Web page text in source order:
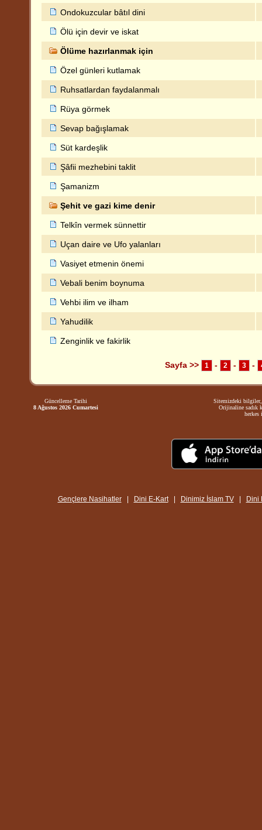
Ondokuzcular bâtıl dini
Ölü için devir ve iskat
Ölüme hazırlanmak için
Özel günleri kutlamak
Ruhsatlardan faydalanmalı
Rüya görmek
Sevap bağışlamak
Süt kardeşlik
Şâfii mezhebini taklit
Şamanizm
Şehit ve gazi kime denir
Telkîn vermek sünnettir
Uçan daire ve Ufo yalanları
Vasiyet etmenin önemi
Vebali benim boynuma
Vehbi ilim ve ilham
Yahudilik
Zenginlik ve fakirlik
Sayfa >> 1 - 2 - 3 -
Güncelleme Tarihi
8 Ağustos 2026 Cumartesi
Sitemizdeki bilgiler,
Orijinaline sadık
herkes
Gençlere Nasihatler| Dini E-Kart| Dinimiz İslam TV| Dini